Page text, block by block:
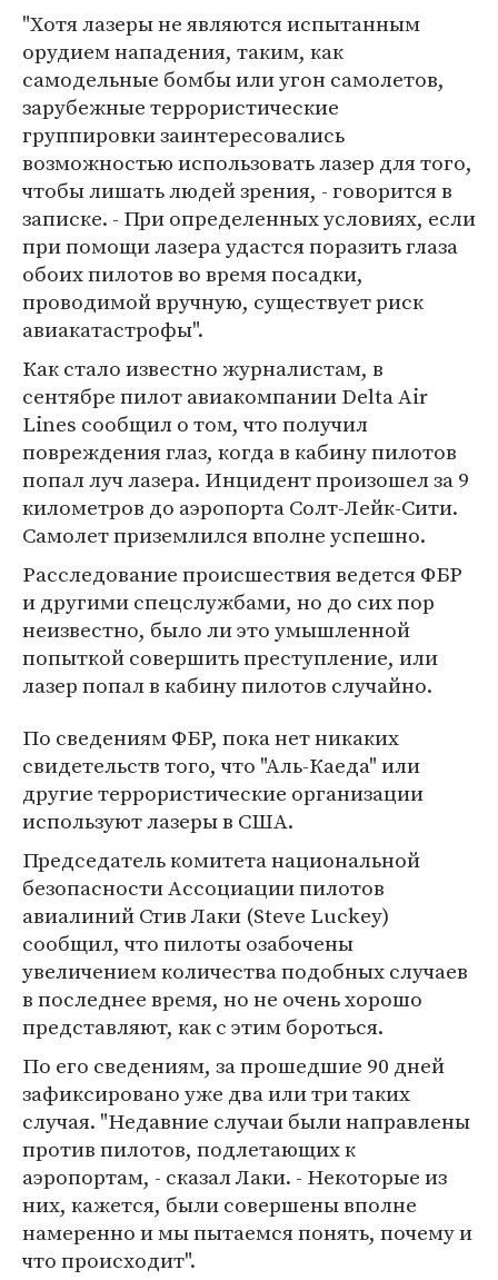
"Хотя лазеры не являются испытанным
орудием нападения, таким, как
самодельные бомбы или угон самолетов,
зарубежные террористические
группировки заинтересовались
возможностью использовать лазер для того,
чтобы лишать людей зрения, - говорится в
записке. - При определенных условиях, если
при помощи лазера удастся поразить глаза
обоих пилотов во время посадки,
проводимой вручную, существует риск
авиакатастрофы".
Как стало известно журналистам, в
сентябре пилот авиакомпании Delta Air
Lines сообщил о том, что получил
повреждения глаз, когда в кабину пилотов
попал луч лазера. Инцидент произошел за 9
километров до аэропорта Солт-Лейк-Сити.
Самолет приземлился вполне успешно.
Расследование происшествия ведется ФБР
и другими спецслужбами, но до сих пор
неизвестно, было ли это умышленной
попыткой совершить преступление, или
лазер попал в кабину пилотов случайно.
По сведениям ФБР, пока нет никаких
свидетельств того, что "Аль-Каеда" или
другие террористические организации
используют лазеры в США.
Председатель комитета национальной
безопасности Ассоциации пилотов
авиалиний Стив Лаки (Steve Luckey)
сообщил, что пилоты озабочены
увеличением количества подобных случаев
в последнее время, но не очень хорошо
представляют, как с этим бороться.
По его сведениям, за прошедшие 90 дней
зафиксировано уже два или три таких
случая. "Недавние случаи были направлены
против пилотов, подлетающих к
аэропортам, - сказал Лаки. - Некоторые из
них, кажется, были совершены вполне
намеренно и мы пытаемся понять, почему и
что происходит".